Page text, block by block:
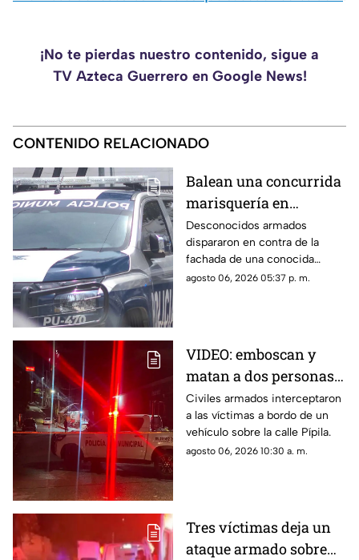
¡No te pierdas nuestro contenido, sigue a
TV Azteca Guerrero en Google News!
CONTENIDO RELACIONADO
Balean una concurrida
marisquería en
Zihuatanejo
Desconocidos armados
dispararon en contra de la
fachada de una conocida
marisquería en Zihutanejo de
agosto 06, 2026 05:37 p. m.
VIDEO: emboscan y
matan a dos personas
adentro de un coche en
Ometepec
Civiles armados interceptaron
a las víctimas a bordo de un
vehículo sobre la calle Pípila.
agosto 06, 2026 10:30 a. m.
Tres víctimas deja un
ataque armado sobre